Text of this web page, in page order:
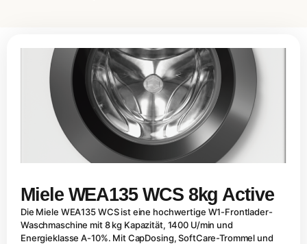
Miele WEA135 WCS 8kg Active
Die Miele WEA135 WCS ist eine hochwertige W1-Frontlader-
Waschmaschine mit 8 kg Kapazität, 1400 U/min und
Energieklasse A-10%. Mit CapDosing, SoftCare-Trommel und